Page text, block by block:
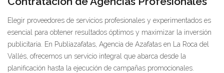
Elegir proveedores de servicios profesionales y experimentados es
esencial para obtener resultados óptimos y maximizar la inversión
publicitaria. En Publiazafatas, Agencia de Azafatas en La Roca del
Vallés, ofrecemos un servicio integral que abarca desde la
planificación hasta la ejecución de campañas promocionales.